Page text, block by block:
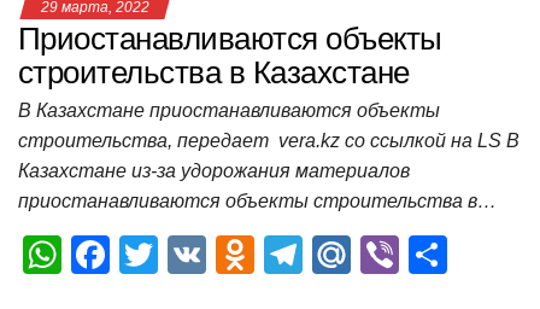
29 марта, 2022
Приостанавливаются объекты
строительства в Казахстане
В Казахстане приостанавливаются объекты
строительства, передает vera.kz со ссылкой на LS В
Казахстане из-за удорожания материалов
приостанавливаются объекты строительства в…
W
F
T
V
O
T
M
Vi